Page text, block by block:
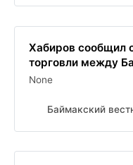
Хабиров сообщил
торговли между
None
Баймакский